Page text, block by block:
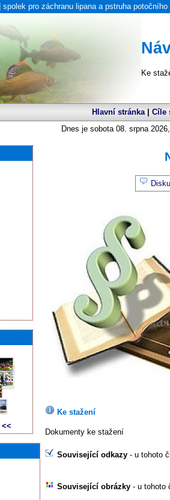
| spolek pro záchranu lipana a pstruha potočního
Ke
Hlavní stránka| Cíle
Dnes je sobota 08. srpna
Ke stažení
Dokumenty ke stažení
Související odkazy - u tohoto
Související obrázky - u tohoto
<<